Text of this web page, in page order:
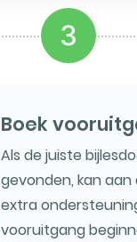
3
Boek
Als de juiste
gevonden, kan
extra
vooruitgang